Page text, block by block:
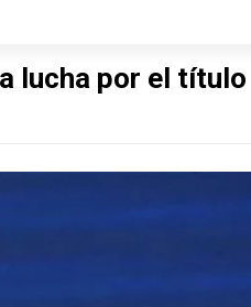
lucha por el título